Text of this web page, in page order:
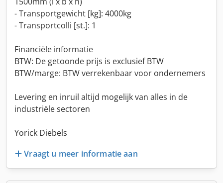
- Transportgewicht [kg]: 4000kg
- Transportcolli [st.]: 1
Financiële informatie
BTW: De getoonde prijs is exclusief BTW
BTW/marge: BTW verrekenbaar voor ondernemers
Levering en inruil altijd mogelijk van alles in de
industriële sectoren
Yorick Diebels
Vraagt u meer informatie aan